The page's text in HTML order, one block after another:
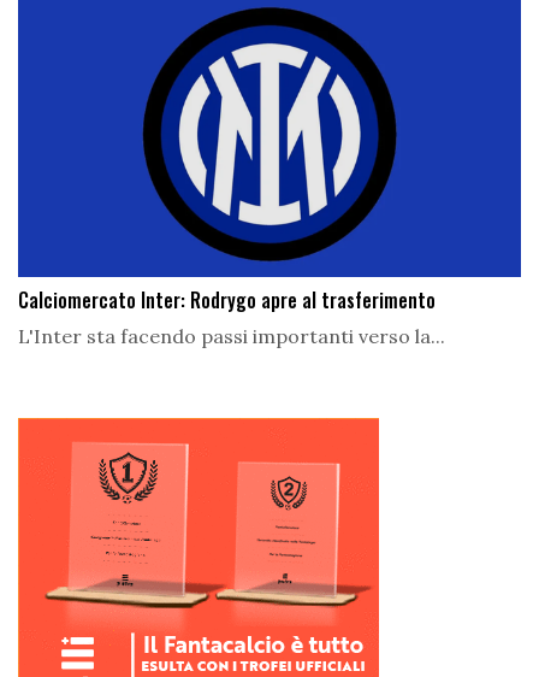
Calciomercato Inter: Rodrygo apre al trasferimento
L'Inter sta facendo passi importanti verso la...